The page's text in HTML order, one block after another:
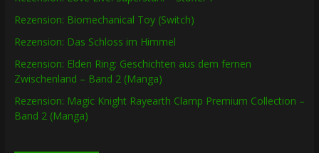
Rezension: Biomechanical Toy (Switch)
Rezension: Das Schloss im Himmel
Rezension: Elden Ring: Geschichten aus dem fernen
Zwischenland – Band 2 (Manga)
Rezension: Magic Knight Rayearth Clamp Premium Collection –
Band 2 (Manga)